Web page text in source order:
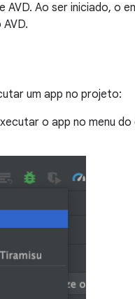
Ao ser iniciado, o
um app no projeto:
o app no menu